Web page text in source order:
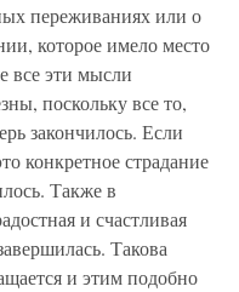
переживаниях или о
которое имело место
все эти мысли
поскольку все то,
закончилось. Если
конкретное страдание
Также в
и счастливая
Такова
и этим подобно